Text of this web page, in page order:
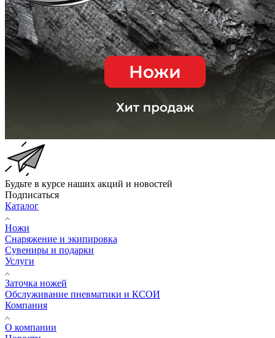
Будьте в курсе наших акций и новостей
Подписаться
Каталог
Ножи
Снаряжение и экипировка
Сувениры и подарки
Услуги
Заточка ножей
Обслуживание пневматики и КСОИ
Компания
О компании